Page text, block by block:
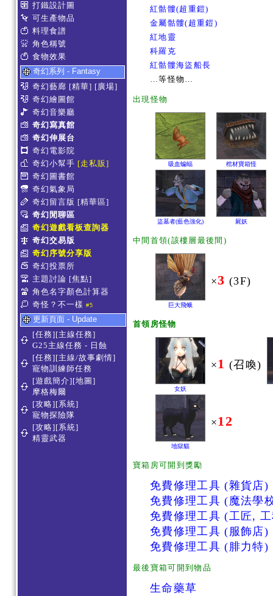
打鐵設計圖
可生產物品
料理食譜
角色稱號
食物效果
奇幻系列 - Fantasy
奇幻藝廊 [精華] [廣場]
奇幻繪圖館
奇幻音樂廳
奇幻寫真館
奇幻伸展台
奇幻電影院
奇幻小幫手 [走私販]
奇幻圖書館
奇幻氣象局
奇幻留言版 [精華區]
奇幻閒聊區
奇幻遊戲看板查詢器
奇幻交易版
奇幻序號分享版
奇幻投票所
主題討論 [焦點]
角色名字顏色計算器
奇怪？不一樣 #5
更新頁面 - Update
[任務][主線任務]
G25主線任務 - 日蝕
[任務][主線/故事劇情]
寵物訓練師任務
[遊戲簡介][地圖]
摩格梅爾
[攻略][系統]
寵物探險隊
[攻略][系統]
精靈武器
紅骷髏(超重鎧)
金屬骷髏(超重鎧)
紅地靈
科羅克
紅骷髏海盜船長
…等怪物…
出現怪物
吸血蝙蝠 棺材寶箱怪
盜墓者(藍色強化) 屍妖
中間首領(該樓層最後間)
巨大飛蛾
×3 (3F)
首領房怪物
女妖
×1 (召喚)
地獄貓
×12
寶箱房可開到獎勵
免費修理工具 (雜貨店)
免費修理工具 (魔法學
免費修理工具 (工匠,
免費修理工具 (服飾店)
免費修理工具 (腓力特)
最後寶箱可開到物品
生命藥草